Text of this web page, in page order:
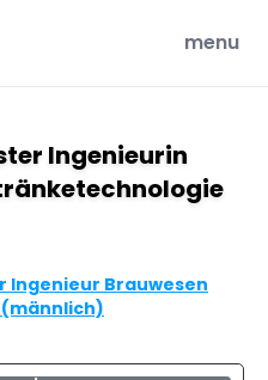
open
menu
Ingenieurin
Ingenieur Brauwesen